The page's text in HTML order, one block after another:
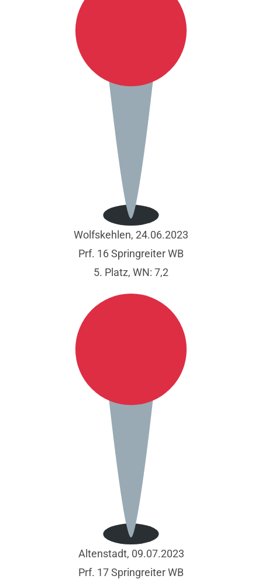
Wolfskehlen, 24.06.2023
Prf. 16 Springreiter WB
5. Platz, WN: 7,2
Altenstadt, 09.07.2023
Prf. 17 Springreiter WB